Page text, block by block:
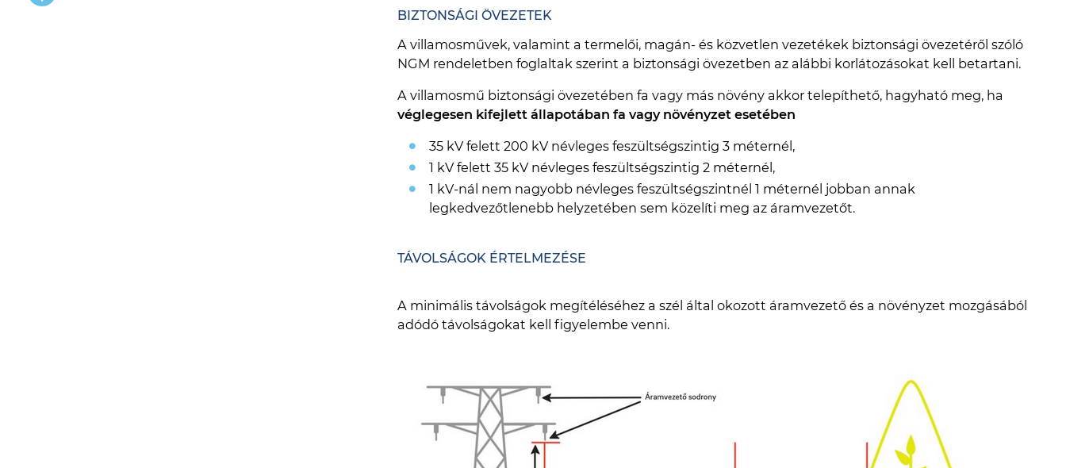
BIZTONSÁGI ÖVEZETEK
A villamosművek, valamint a termelői, magán- és közvetlen vezetékek biztonsági övezetéről szóló
NGM rendeletben foglaltak szerint a biztonsági övezetben az alábbi korlátozásokat kell betartani.
A villamosmű biztonsági övezetében fa vagy más növény akkor telepíthető, hagyható meg, ha
véglegesen kifejlett állapotában fa vagy növényzet esetében
35 kV felett 200 kV névleges feszültségszintig 3 méternél,
1 kV felett 35 kV névleges feszültségszintig 2 méternél,
1 kV-nál nem nagyobb névleges feszültségszintnél 1 méternél jobban annak
legkedvezőtlenebb helyzetében sem közelíti meg az áramvezetőt.
TÁVOLSÁGOK ÉRTELMEZÉSE
A minimális távolságok megítéléséhez a szél által okozott áramvezető és a növényzet mozgásából
adódó távolságokat kell figyelembe venni.